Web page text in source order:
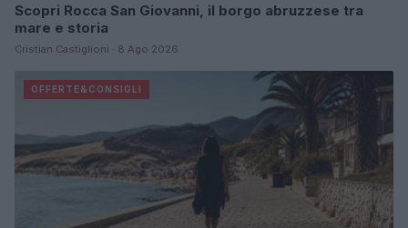
Scopri Rocca San Giovanni, il borgo abruzzese tra
mare e storia
Cristian Castiglioni · 8 Ago 2026
OFFERTE&CONSIGLI